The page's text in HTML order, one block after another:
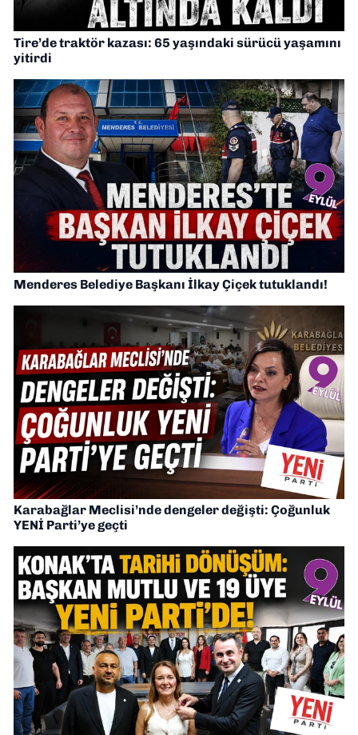
Tire’de traktör kazası: 65 yaşındaki sürücü yaşamını
yitirdi
Menderes Belediye Başkanı İlkay Çiçek tutuklandı!
Karabağlar Meclisi’nde dengeler değişti: Çoğunluk
YENİ Parti’ye geçti